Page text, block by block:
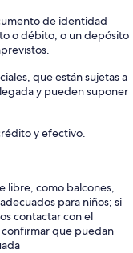
de identidad
o débito, o un depósito
que están sujetas a
y pueden suponer
y efectivo.
libre, como balcones,
para niños; si
contactar con el
que puedan